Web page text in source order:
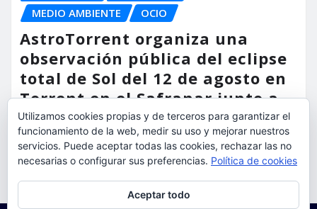
MEDIO AMBIENTE
OCIO
AstroTorrent organiza una
observación pública del eclipse
total de Sol del 12 de agosto en
Torrent en el Safranar junto a
las vías del AVE
torrent al dia Ago 5, 2026
Utilizamos cookies propias y de terceros para garantizar el
funcionamiento de la web, medir su uso y mejorar nuestros
servicios. Puede aceptar todas las cookies, rechazar las no
necesarias o configurar sus preferencias. Política de cookies
Aceptar todo